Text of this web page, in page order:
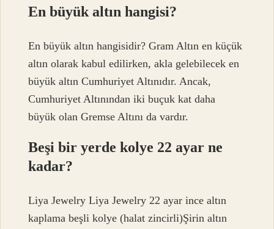
En büyük altın hangisi?
En büyük altın hangisidir? Gram Altın en küçük
altın olarak kabul edilirken, akla gelebilecek en
büyük altın Cumhuriyet Altınıdır. Ancak,
Cumhuriyet Altınından iki buçuk kat daha
büyük olan Gremse Altını da vardır.
Beşi bir yerde kolye 22 ayar ne
kadar?
Liya Jewelry Liya Jewelry 22 ayar ince altın
kaplama beşli kolye (halat zincirli)Şirin altın